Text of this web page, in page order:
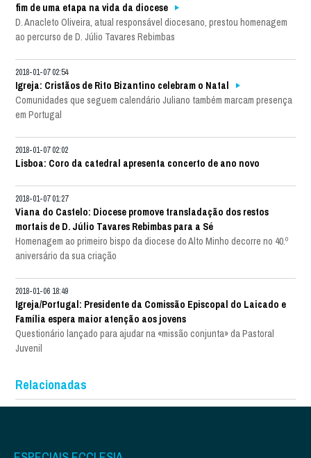
fim de uma etapa na vida da diocese
D. Anacleto Oliveira, atual responsável diocesano, prestou homenagem
ao percurso de D. Júlio Tavares Rebimbas
2018-01-07 02:54
Igreja: Cristãos de Rito Bizantino celebram o Natal
Comunidades que seguem calendário Juliano também marcam presença
em Portugal
2018-01-07 02:02
Lisboa: Coro da catedral apresenta concerto de ano novo
2018-01-07 01:27
Viana do Castelo: Diocese promove transladação dos restos
mortais de D. Júlio Tavares Rebimbas para a Sé
Homenagem ao primeiro bispo da diocese do Alto Minho decorre no 40.º
aniversário da sua criação
2018-01-06 18:49
Igreja/Portugal: Presidente da Comissão Episcopal do Laicado e
Família espera maior atenção aos jovens
Questionário lançado para ajudar na «missão conjunta» da Pastoral
Juvenil
Relacionadas